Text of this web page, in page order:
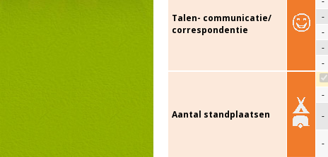
Talen- communicatie/
correspondentie
-
-
-
-
Aantal standplaatsen
-
-
-